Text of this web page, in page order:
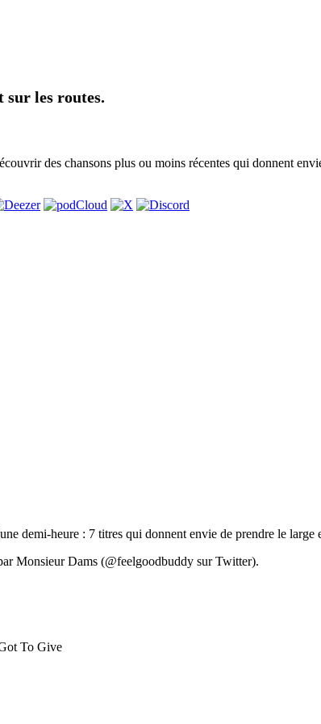
sur les routes.
des chansons plus ou moins récentes qui donnent
demi-heure : 7 titres qui donnent envie de prendre le large
Monsieur Dams (@feelgoodbuddy sur Twitter).
To Give